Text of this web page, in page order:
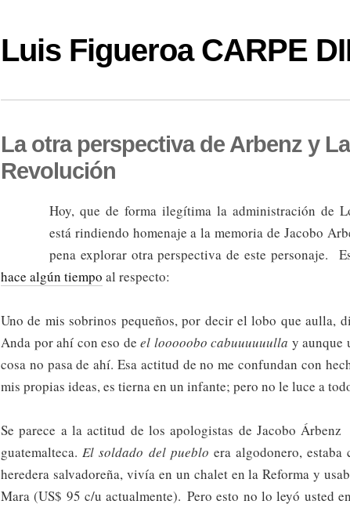
Luis Figueroa CARPE
La otra perspectiva de Arbenz y La
Revolución
Hoy, que de forma ilegítima la administración de
está rindiendo homenaje a la memoria de Jacobo
pena explorar otra perspectiva de este personaje.
hace algún tiempo al respecto:
Uno de mis sobrinos pequeños, por decir el lobo que aulla,
Anda por ahí con eso deel looooobo cabuuuuuulla y aunque
cosa no pasa de ahí. Esa actitud de no me confundan con
mis propias ideas, es tierna en un infante; pero no le luce a
Se parece a la actitud de los apologistas de Jacobo
guatemalteca.El soldado del pueblo era algodonero,
heredera salvadoreña, vivía en un chalet en la Reforma y
Mara (US$ 95 c/u actualmente). Pero esto no lo leyó usted